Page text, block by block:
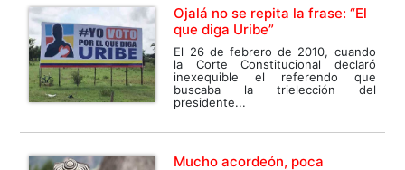
Ojalá no se repita la frase: “El
que diga Uribe”
El 26 de febrero de 2010, cuando
la Corte Constitucional declaró
inexequible el referendo que
buscaba la trielección del
presidente...
Mucho acordeón, poca